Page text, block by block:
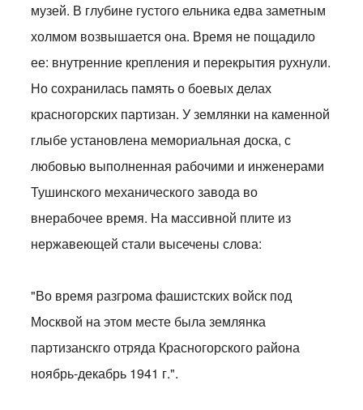
музей. В глубине густого ельника едва заметным
холмом возвышается она. Время не пощадило
ее: внутренние крепления и перекрытия рухнули.
Но сохранилась память о боевых делах
красногорских партизан. У землянки на каменной
глыбе установлена мемориальная доска, с
любовью выполненная рабочими и инженерами
Тушинского механического завода во
внерабочее время. На массивной плите из
нержавеющей стали высечены слова:
"Во время разгрома фашистских войск под
Москвой на этом месте была землянка
партизанскго отряда Красногорского района
ноябрь-декабрь 1941 г.".